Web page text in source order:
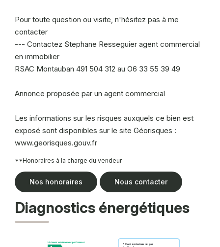
Pour toute question ou visite, n'hésitez pas à me
contacter
--- Contactez Stephane Resseguier agent commercial
en immobilier
RSAC Montauban 491 504 312 au O6 33 55 39 49
Annonce proposée par un agent commercial
Les informations sur les risques auxquels ce bien est
exposé sont disponibles sur le site Géorisques :
www.georisques.gouv.fr
**Honoraires à la charge du vendeur
Nos honoraires Nous contacter
Diagnostics énergétiques